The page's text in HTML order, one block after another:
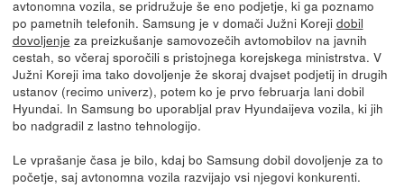
avtonomna vozila, se pridružuje še eno podjetje, ki ga poznamo
po pametnih telefonih. Samsung je v domači Južni Koreji dobil
dovoljenje za preizkušanje samovozečih avtomobilov na javnih
cestah, so včeraj sporočili s pristojnega korejskega ministrstva. V
Južni Koreji ima tako dovoljenje že skoraj dvajset podjetij in drugih
ustanov (recimo univerz), potem ko je prvo februarja lani dobil
Hyundai. In Samsung bo uporabljal prav Hyundaijeva vozila, ki jih
bo nadgradil z lastno tehnologijo.
Le vprašanje časa je bilo, kdaj bo Samsung dobil dovoljenje za to
početje, saj avtonomna vozila razvijajo vsi njegovi konkurenti.